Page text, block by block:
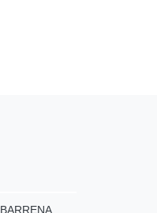
BARRENA